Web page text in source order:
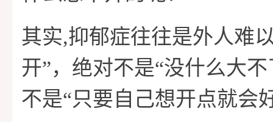
其实,抑郁症往往是外人难
开”，绝对不是“没什么大
不是“只要自己想开点就会